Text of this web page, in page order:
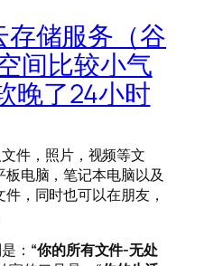
存储服务（谷
间比较小气
晚了24小时
件，照片，视频等文
电脑，笔记本电脑以及
，同时也可以在朋友，
： “你的所有文件-无处